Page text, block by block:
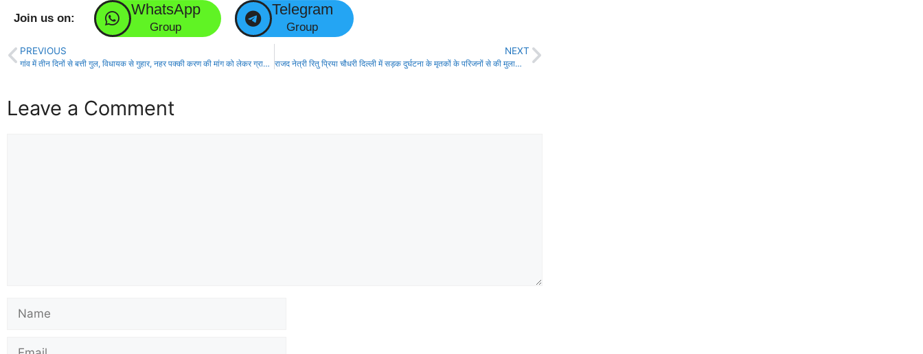
Join us on:
WhatsApp
Group
Telegram
Group
PREVIOUS
गांव में तीन दिनों से बत्ती गुल, विधायक से गुहार, नहर पक्की करण की मांग को लेकर ग्रामीणों ने दिया ज्ञापन
NEXT
राजद नेत्री रितु प्रिया चौधरी दिल्ली में सड़क दुर्घटना के मृतकों के परिजनों से की मुलाकात, कहा क्षेत्र से पलायन मुख्य वजह।
Leave a Comment